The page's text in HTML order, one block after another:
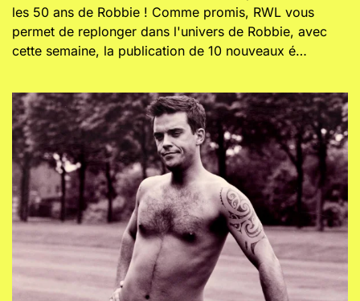
les 50 ans de Robbie ! Comme promis, RWL vous
permet de replonger dans l'univers de Robbie, avec
cette semaine, la publication de 10 nouveaux é…